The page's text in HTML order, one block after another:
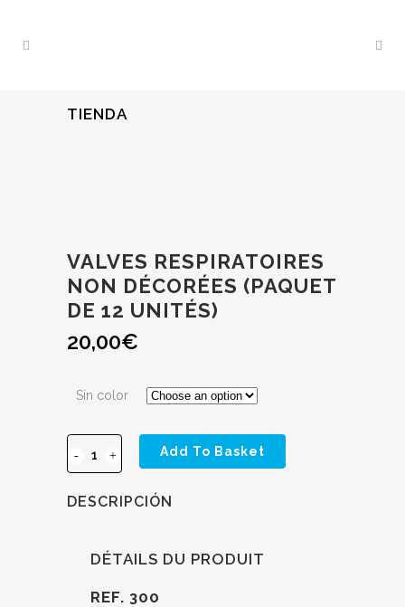
TIENDA
VALVES RESPIRATOIRES
NON DÉCORÉES (PAQUET
DE 12 UNITÉS)
20,00€
Sin color
Add To Basket
DESCRIPCIÓN
DÉTAILS DU PRODUIT
REF. 300